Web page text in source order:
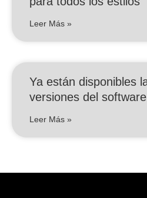
Leer Más »
Ya están disponibles
versiones del software
Leer Más »